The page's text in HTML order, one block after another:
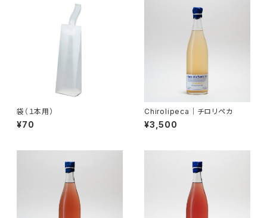
袋（１本用）
¥70
Chirolipeca│チロリペカ
¥3,500